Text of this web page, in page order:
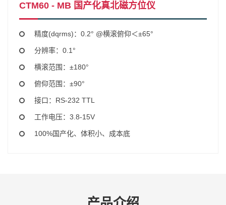
CTM60 - MB 国产化真北磁方位仪
精度(dqrms)：0.2° @横滚俯仰＜±65°
分辨率：0.1°
横滚范围：±180°
俯仰范围：±90°
接口：RS-232 TTL
工作电压：3.8-15V
100%国产化、体积小、成本底